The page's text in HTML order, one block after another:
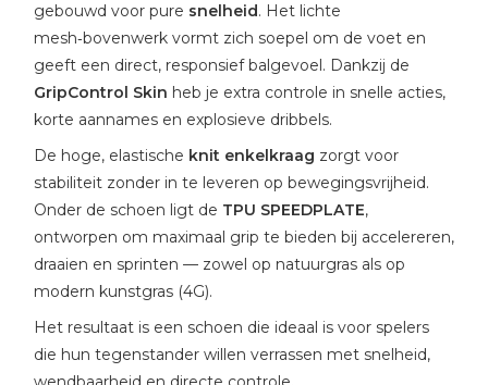
gebouwd voor pure snelheid. Het lichte
mesh‑bovenwerk vormt zich soepel om de voet en
geeft een direct, responsief balgevoel. Dankzij de
GripControl Skin heb je extra controle in snelle acties,
korte aannames en explosieve dribbels.
De hoge, elastische knit enkelkraag zorgt voor
stabiliteit zonder in te leveren op bewegingsvrijheid.
Onder de schoen ligt de TPU SPEEDPLATE,
ontworpen om maximaal grip te bieden bij accelereren,
draaien en sprinten — zowel op natuurgras als op
modern kunstgras (4G).
Het resultaat is een schoen die ideaal is voor spelers
die hun tegenstander willen verrassen met snelheid,